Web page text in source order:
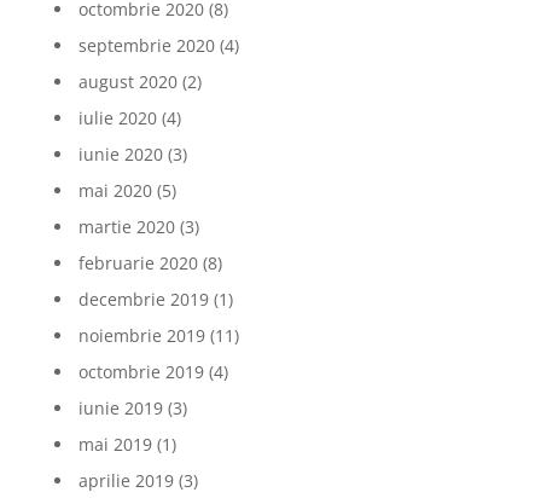
octombrie 2020(8)
septembrie 2020(4)
august 2020(2)
iulie 2020(4)
iunie 2020(3)
mai 2020(5)
martie 2020(3)
februarie 2020(8)
decembrie 2019(1)
noiembrie 2019(11)
octombrie 2019(4)
iunie 2019(3)
mai 2019(1)
aprilie 2019(3)